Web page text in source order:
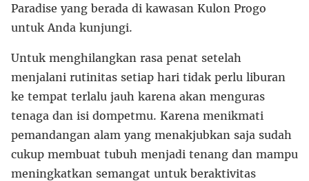
Paradise yang berada di kawasan Kulon Progo
untuk Anda kunjungi.
Untuk menghilangkan rasa penat setelah
menjalani rutinitas setiap hari tidak perlu liburan
ke tempat terlalu jauh karena akan menguras
tenaga dan isi dompetmu. Karena menikmati
pemandangan alam yang menakjubkan saja sudah
cukup membuat tubuh menjadi tenang dan mampu
meningkatkan semangat untuk beraktivitas